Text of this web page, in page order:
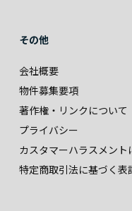
その他
会社概要
物件募集要項
著作権・リンクについて
プライバシー
カスタマーハラスメント
特定商取引法に基づく表